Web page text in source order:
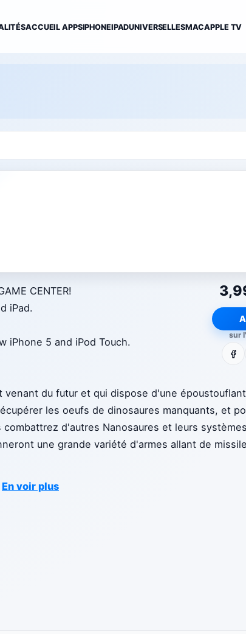
ACCUEIL APPSIPHONEIPADUNIVERSELLESMACAPPLE TV
sur
CENTER!
iPad.
iPhone 5 and iPod Touch.
du futur et qui dispose d'une
les oeufs de dinosaures manquants, et
d'autres Nanosaures et leurs
une grande variété d'armes allant de
En voir plus